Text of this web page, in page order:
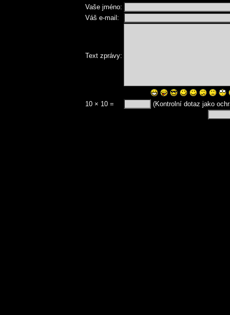
Vaše jméno:
Váš e-mail:
Text zprávy:
10 × 10 = (Kontrolní dotaz jako